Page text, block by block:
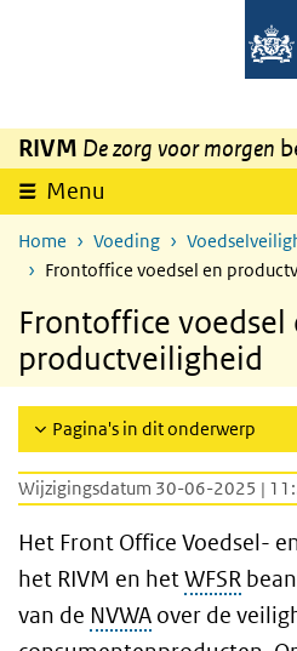
Overslaan en naar de inhoud gaan
RIVM De zorg voor morgen
Menu
Home Voeding
Frontoffice voedsel en
Frontoffice voedsel
productveiligheid
Pagina's in dit onderwerp
Wijzigingsdatum 30-06-2025 |
Het Front Office Voedsel-
het RIVM en hetWFSR
van de NVWA over de